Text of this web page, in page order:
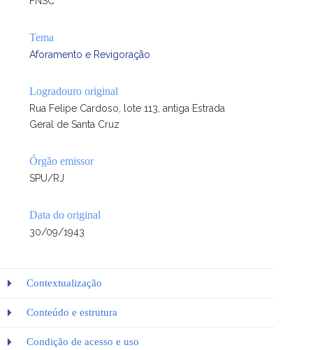
Tema
Aforamento e Revigoração
Logradouro original
Rua Felipe Cardoso, lote 113, antiga Estrada
Geral de Santa Cruz
Órgão emissor
SPU/RJ
Data do original
30/09/1943
Contextualização
Conteúdo e estrutura
Condição de acesso e uso